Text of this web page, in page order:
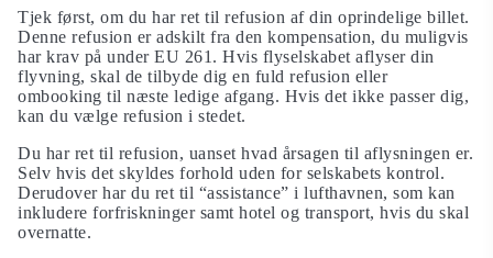
Tjek først, om du har ret til refusion af din oprindelige billet.
Denne refusion er adskilt fra den kompensation, du muligvis
har krav på under EU 261. Hvis flyselskabet aflyser din
flyvning, skal de tilbyde dig en fuld refusion eller
ombooking til næste ledige afgang. Hvis det ikke passer dig,
kan du vælge refusion i stedet.
Du har ret til refusion, uanset hvad årsagen til aflysningen er.
Selv hvis det skyldes forhold uden for selskabets kontrol.
Derudover har du ret til “assistance” i lufthavnen, som kan
inkludere forfriskninger samt hotel og transport, hvis du skal
overnatte.